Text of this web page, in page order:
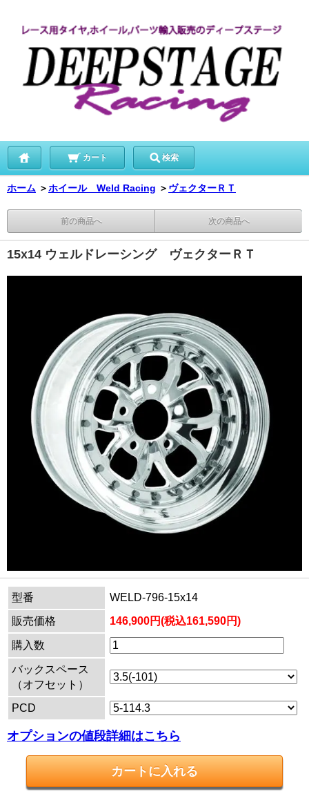
カート 検索
ホーム ＞ホイール Weld Racing ＞ ヴェクターＲＴ
前の商品へ 次の商品へ
15x14 ウェルドレーシング ヴェクターＲＴ
型番
WELD-796-15x14
販売価格
146,900円(税込161,590円)
購入数
バックスペース
（オフセット）
PCD
オプションの値段詳細はこちら